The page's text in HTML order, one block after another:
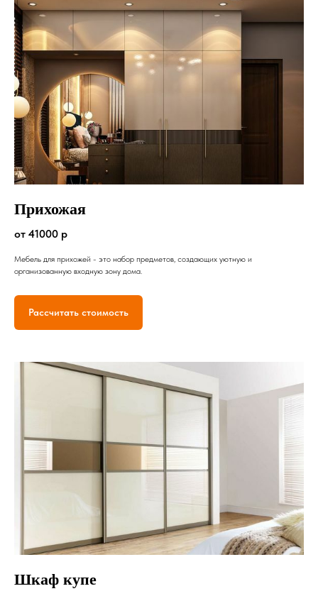
Прихожая
от 41000 р
Мебель для прихожей - это набор предметов, создающих уютную и
организованную входную зону дома.
Рассчитать стоимость
Шкаф купе